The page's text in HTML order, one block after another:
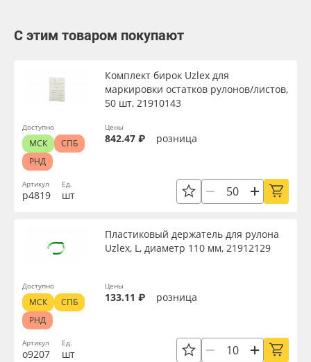
С этим товаром покупают
Артикул
р4819
Комплект бирок Uzlex для
маркировки остатков рулонов/листов,
50 шт, 21910143
Ед.
шт
Цены
842.47 ₽ розница
Доступно
МСК
СПБ
РНД
Артикул
о9207
Пластиковый держатель для рулона
Uzlex, L, диаметр 110 мм, 21912129
Ед.
шт
Цены
133.11 ₽ розница
Доступно
МСК
СПБ
РНД